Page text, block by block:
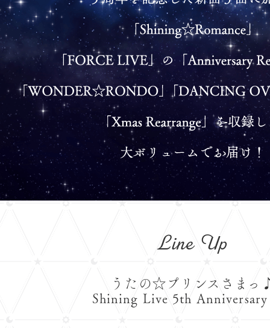
Line Up
うたの☆プリンスさまっ
Shining Live 5th